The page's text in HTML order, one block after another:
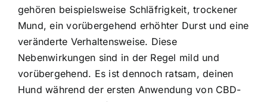
gehören beispielsweise Schläfrigkeit, trockener
Mund, ein vorübergehend erhöhter Durst und eine
veränderte Verhaltensweise. Diese
Nebenwirkungen sind in der Regel mild und
vorübergehend. Es ist dennoch ratsam, deinen
Hund während der ersten Anwendung von CBD-